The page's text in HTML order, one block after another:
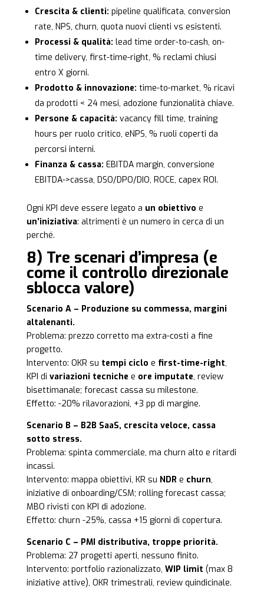
Crescita & clienti: pipeline qualificata, conversion
rate, NPS, churn, quota nuovi clienti vs esistenti.
Processi & qualità: lead time order-to-cash, on-
time delivery, first-time-right, % reclami chiusi
entro X giorni.
Prodotto & innovazione: time-to-market, % ricavi
da prodotti < 24 mesi, adozione funzionalità chiave.
Persone & capacità: vacancy fill time, training
hours per ruolo critico, eNPS, % ruoli coperti da
percorsi interni.
Finanza & cassa: EBITDA margin, conversione
EBITDA->cassa, DSO/DPO/DIO, ROCE, capex ROI.
Ogni KPI deve essere legato a un obiettivo e
un’iniziativa: altrimenti è un numero in cerca di un
perché.
8) Tre scenari d’impresa (e
come il controllo direzionale
sblocca valore)
Scenario A – Produzione su commessa, margini
altalenanti.
Problema: prezzo corretto ma extra-costi a fine
progetto.
Intervento: OKR su tempi ciclo e first-time-right,
KPI di variazioni tecniche e ore imputate, review
bisettimanale; forecast cassa su milestone.
Effetto: -20% rilavorazioni, +3 pp di margine.
Scenario B – B2B SaaS, crescita veloce, cassa
sotto stress.
Problema: spinta commerciale, ma churn alto e ritardi
incassi.
Intervento: mappa obiettivi, KR su NDRe churn,
iniziative di onboarding/CSM; rolling forecast cassa;
MBO rivisti con KPI di adozione.
Effetto: churn -25%, cassa +15 giorni di copertura.
Scenario C – PMI distributiva, troppe priorità.
Problema: 27 progetti aperti, nessuno finito.
Intervento: portfolio razionalizzato, WIP limit (max 8
iniziative attive), OKR trimestrali, review quindicinale.